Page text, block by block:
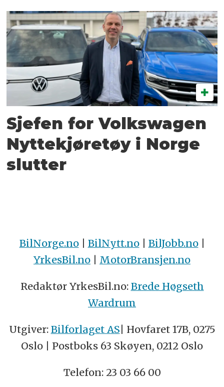
Sjefen for Volkswagen
Nyttekjøretøy i Norge
slutter
BilNorge.no| BilNytt.no| BilJobb.no|
YrkesBil.no | MotorBransjen.no
Redaktør YrkesBil.no: Brede Høgseth
Wardrum
Utgiver: Bilforlaget AS| Hovfaret 17B, 0275
Oslo | Postboks 63 Skøyen, 0212 Oslo
Telefon: 23 03 66 00